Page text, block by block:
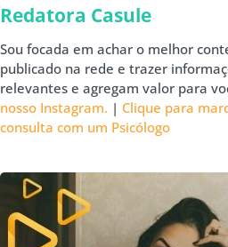
Redatora Casule
Sou focada em achar o melhor
publicado na rede e trazer
relevantes e agregam valor para
nosso Instagram. | Clique para
consulta com um Psicólogo